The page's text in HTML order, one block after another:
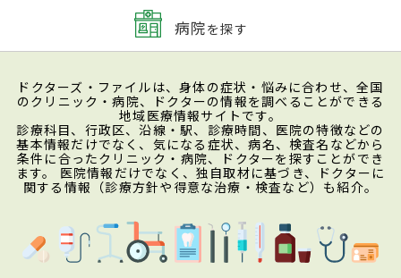
病院を探す
ドクターズ・ファイルは、身体の症状・悩みに合わせ、全国
のクリニック・病院、ドクターの情報を調べることができる
地域医療情報サイトです。
診療科目、行政区、沿線・駅、診療時間、医院の特徴などの
基本情報だけでなく、気になる症状、病名、検査名などから
条件に合ったクリニック・病院、ドクターを探すことができ
ます。 医院情報だけでなく、独自取材に基づき、ドクターに
関する情報（診療方針や得意な治療・検査など）も紹介。